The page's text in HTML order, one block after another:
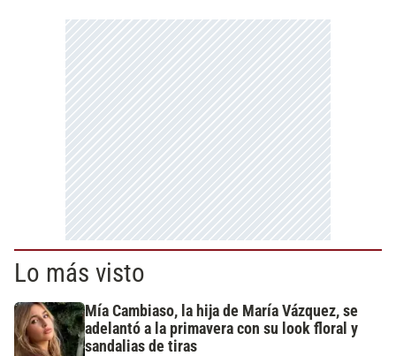
Lo más visto
Mía Cambiaso, la hija de María Vázquez, se
adelantó a la primavera con su look floral y
sandalias de tiras